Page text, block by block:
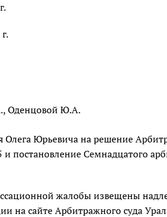
Оденцовой Ю.А.
Юрьевича на решение
постановление Семнадцатого
жалобы извещены
сайте Арбитражного суда